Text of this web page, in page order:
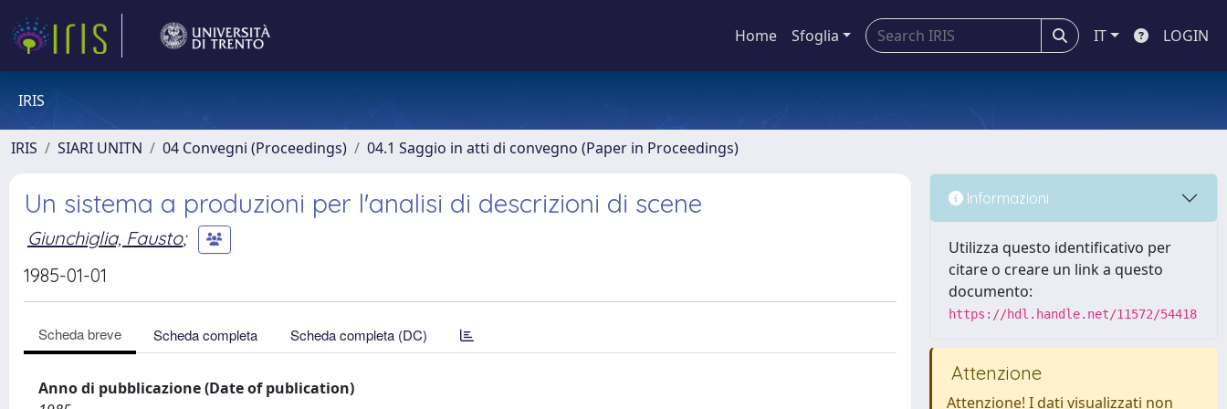
Home Sfoglia IT LOGIN
IRIS
IRIS SIARI UNITN 04 Convegni (Proceedings) 04.1 Saggio in atti di convegno (Paper in Proceedings)
Un sistema a produzioni per l'analisi di descrizioni di scene
Giunchiglia, Fausto;
1985-01-01
Scheda breve Scheda completa Scheda completa (DC)
Anno di pubblicazione (Date of publication)
Informazioni
Utilizza questo identificativo per
citare o creare un link a questo
documento:
https://hdl.handle.net/11572/54418
Attenzione
Attenzione! I dati visualizzati non